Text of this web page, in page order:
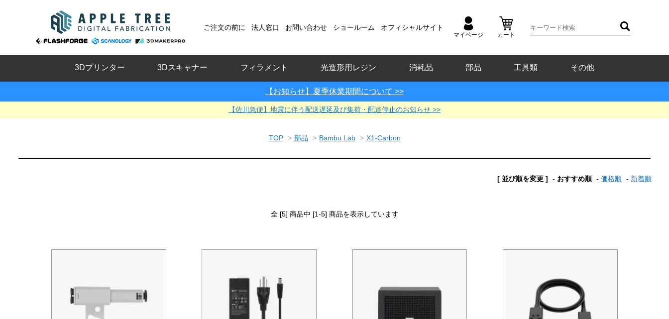
ご注文の前に 法人窓口 お問い合わせ ショールーム オフィシャルサイト
マイページ カート
3Dプリンター 3Dスキャナー フィラメント 光造形用レジン 消耗品 部品 工具類 その他
【お知らせ】夏季休業期間について >>
【佐川急便】地震に伴う配送遅延及び集荷・配達停止のお知らせ >>
TOP > 部品 > Bambu Lab > X1-Carbon
[ 並び順を変更 ] - おすすめ順 - 価格順 - 新着順
全 [5] 商品中 [1-5] 商品を表示しています